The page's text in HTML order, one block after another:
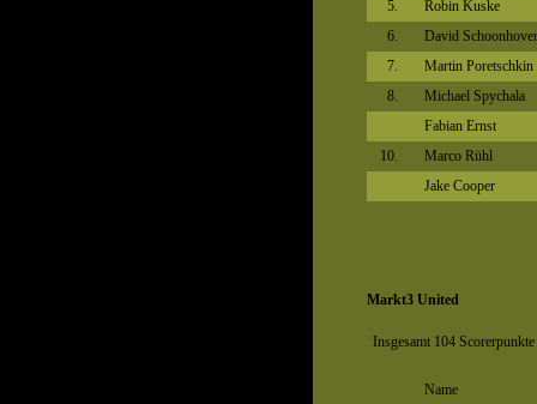
5.
Robin Kuske
6.
David
7.
Martin Poretschkin
8.
Michael Spychala
Fabian Ernst
10.
Marco Rühl
Jake Cooper
Markt3 United
Insgesamt 104
Name